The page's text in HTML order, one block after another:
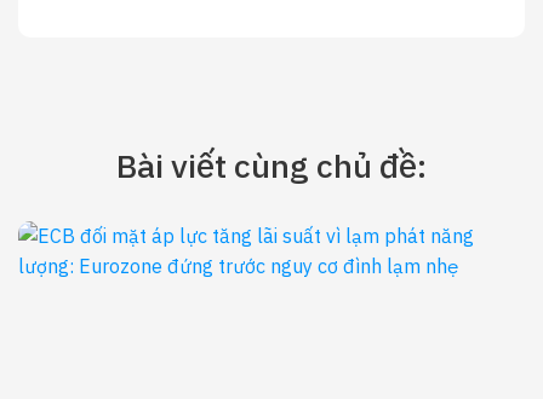
Bài viết cùng chủ đề: